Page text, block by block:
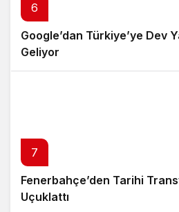
6
Google’dan Türkiye’ye Dev
Geliyor
7
Fenerbahçe’den Tarihi
Uçuklattı